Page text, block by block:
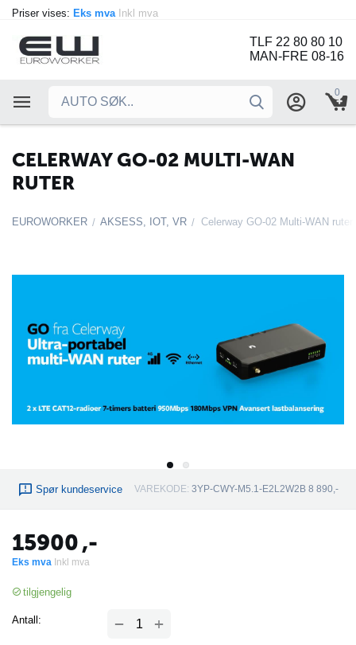
Priser vises: Eks mva Inkl mva
TLF 22 80 80 10
MAN-FRE 08-16
0
CELERWAY GO-02 MULTI-WAN
RUTER
EUROWORKER / AKSESS, IOT, VR / Celerway GO-02 Multi-WAN ruter
Spør kundeservice VAREKODE: 3YP-CWY-M5.1-E2L2W2B 8 890,-
15900,-
Eks mva Inkl mva
tilgjengelig
Antall: +
−